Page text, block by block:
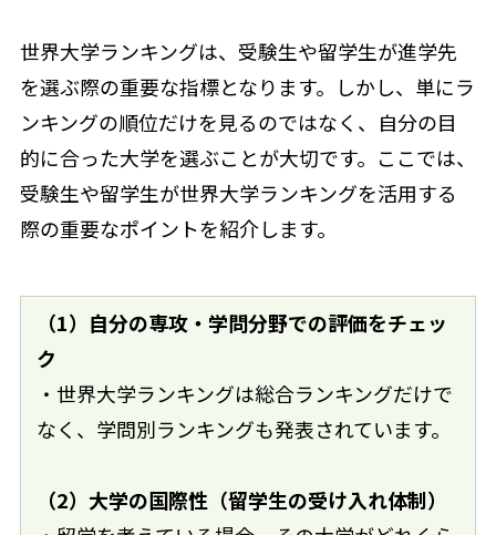
世界大学ランキングは、受験生や留学生が進学先
を選ぶ際の重要な指標となります。しかし、単にラ
ンキングの順位だけを見るのではなく、自分の目
的に合った大学を選ぶことが大切です。ここでは、
受験生や留学生が世界大学ランキングを活用する
際の重要なポイントを紹介します。
（1）自分の専攻・学問分野での評価をチェッ
ク
・世界大学ランキングは総合ランキングだけで
なく、学問別ランキングも発表されています。
（2）大学の国際性（留学生の受け入れ体制）